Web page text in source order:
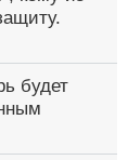
будет